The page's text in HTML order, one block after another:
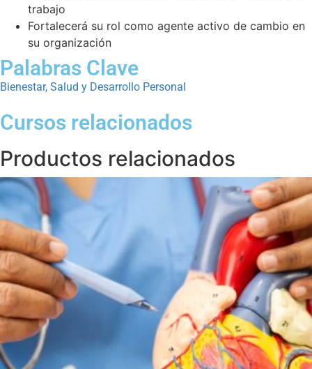
conversaciones
trabajo
Fortalecerá su rol como agente activo de cambio en
su organización
Palabras Clave
Bienestar, Salud y Desarrollo Personal
Cursos relacionados
Productos relacionados